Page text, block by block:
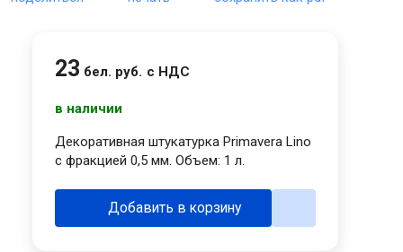
23 бел. руб. с НДС
в наличии
Декоративная штукатурка Primavera Lino
с фракцией 0,5 мм. Объем: 1 л.
Добавить в корзину